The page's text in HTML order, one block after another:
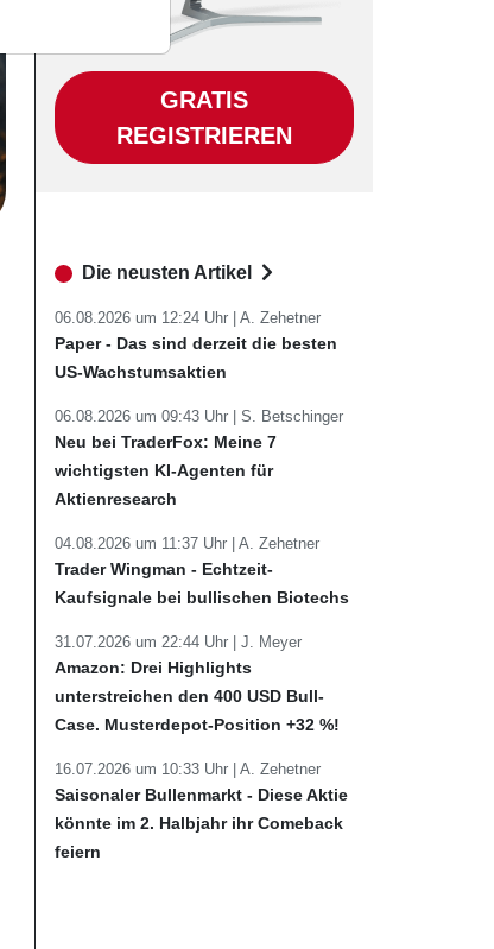
GRATIS
REGISTRIEREN
Die neusten Artikel
06.08.2026 um 12:24 Uhr | A. Zehetner
Paper - Das sind derzeit die besten
US-Wachstumsaktien
06.08.2026 um 09:43 Uhr | S. Betschinger
Neu bei TraderFox: Meine 7
wichtigsten KI-Agenten für
Aktienresearch
04.08.2026 um 11:37 Uhr | A. Zehetner
Trader Wingman - Echtzeit-
Kaufsignale bei bullischen Biotechs
31.07.2026 um 22:44 Uhr | J. Meyer
Amazon: Drei Highlights
unterstreichen den 400 USD Bull-
Case. Musterdepot-Position +32 %!
16.07.2026 um 10:33 Uhr | A. Zehetner
Saisonaler Bullenmarkt - Diese Aktie
könnte im 2. Halbjahr ihr Comeback
feiern